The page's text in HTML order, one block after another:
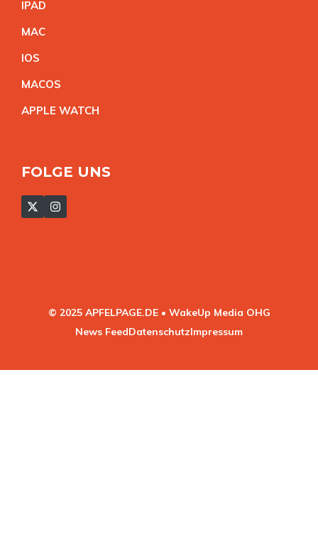
IPAD
MAC
IOS
MACOS
APPLE WATCH
FOLGE UNS
© 2025 APFELPAGE.DE • WakeUp Media OHG
News FeedDatenschutzImpressum